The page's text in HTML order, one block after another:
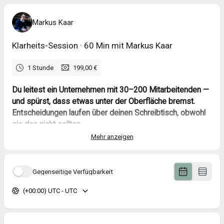
Markus Kaar
Klarheits-Session · 60 Min mit Markus Kaar
1 Stunde 199,00 €
Du leitest ein Unternehmen mit 30–200 Mitarbeitenden —
und spürst, dass etwas unter der Oberfläche bremst.
Entscheidungen laufen über deinen Schreibtisch, obwohl
sie das nicht sollten.
Du hast Tools und Benefits dazugepackt — die Reibung
Gehen.
In 60 Minuten finden wir gemeinsam heraus, wo genau du gerade
macht.
Mehr anzeigen
Gegenseitige Verfügbarkeit
(+00:00) UTC - UTC